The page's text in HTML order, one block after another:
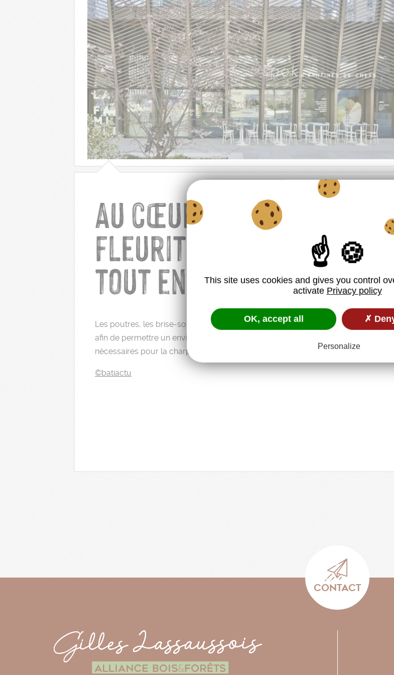
Au cœur de la Défense
fleurit un pavillon
tout en bois
Les poutres, les brise-soleil, les caissons du plafond… Tout est en bois apparent
afin de permettre un environnement chaleureux. 113 m3 de bois ont été
nécessaires pour la charpente et l’ossature, principalement en pin[…]
©batiactu
CONTACT
This site uses cookies and gives you control
activate Privacy policy
OK, accept all ✗
Personalize